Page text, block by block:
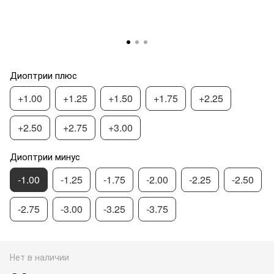
Диоптрии плюс
+1.00 +1.25 +1.50 +1.75 +2.25
+2.50 +2.75 +3.00
Диоптрии минус
-1.00 -1.25 -1.75 -2.00 -2.25 -2.50
-2.75 -3.00 -3.25 -3.75
Нет в наличии